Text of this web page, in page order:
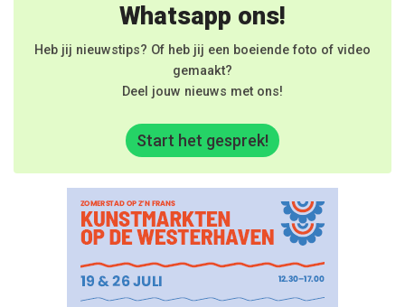
Whatsapp ons!
Heb jij nieuwstips? Of heb jij een boeiende foto of video
gemaakt?
Deel jouw nieuws met ons!
Start het gesprek!